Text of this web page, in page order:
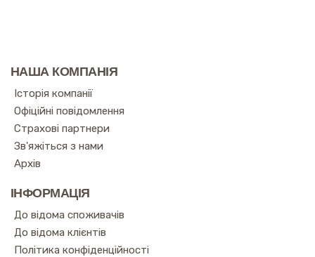
НАША КОМПАНІЯ
Історія компанії
Офіційні повідомлення
Страхові партнери
Зв'яжіться з нами
Архів
ІНФОРМАЦІЯ
До відома споживачів
До відома клієнтів
Політика конфіденційності